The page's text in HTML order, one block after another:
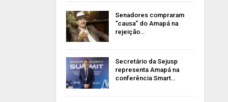
Senadores compraram
“causa” do Amapá na
rejeição…
Secretário da Sejusp
representa Amapá na
conferência Smart…